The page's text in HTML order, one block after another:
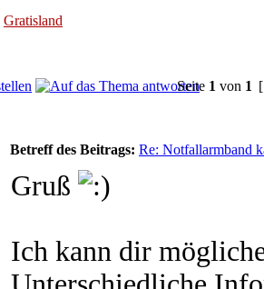
Gratisland
Seite 1 von 1
Betreff des Beitrags: Re: Notfallarmband
Gruß
Ich kann dir